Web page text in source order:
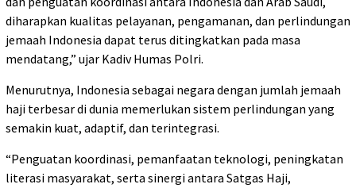
diharapkan kualitas pelayanan, pengamanan, dan perlindungan
jemaah Indonesia dapat terus ditingkatkan pada masa
mendatang,” ujar Kadiv Humas Polri.
Menurutnya, Indonesia sebagai negara dengan jumlah jemaah
haji terbesar di dunia memerlukan sistem perlindungan yang
semakin kuat, adaptif, dan terintegrasi.
“Penguatan koordinasi, pemanfaatan teknologi, peningkatan
literasi masyarakat, serta sinergi antara Satgas Haji,